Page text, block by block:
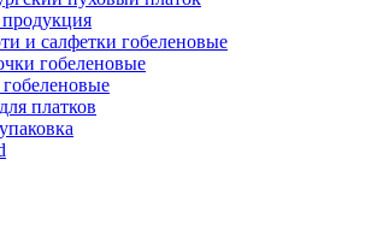
продукция
и салфетки гобеленовые
гобеленовые
платков